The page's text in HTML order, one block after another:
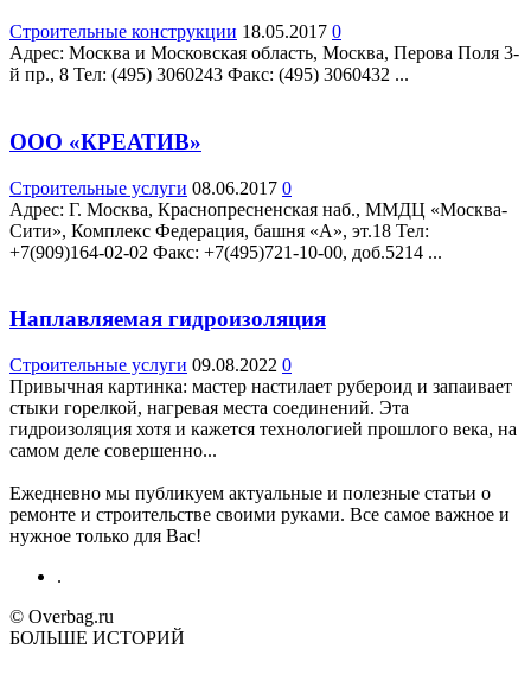
Строительные конструкции 18.05.2017 0
Адрес: Москва и Московская область, Москва, Перова Поля 3-
й пр., 8 Teл: (495) 3060243 Факс: (495) 3060432 ...
ООО «КРЕАТИВ»
Строительные услуги 08.06.2017 0
Адрес: Г. Москва, Краснопресненская наб., ММДЦ «Москва-
Сити», Комплекс Федерация, башня «А», эт.18 Teл:
+7(909)164-02-02 Факс: +7(495)721-10-00, доб.5214 ...
Наплавляемая гидроизоляция
Строительные услуги 09.08.2022 0
Привычная картинка: мастер настилает рубероид и запаивает
стыки горелкой, нагревая места соединений. Эта
гидроизоляция хотя и кажется технологией прошлого века, на
самом деле совершенно...
Ежедневно мы публикуем актуальные и полезные статьи о
ремонте и строительстве своими руками. Все самое важное и
нужное только для Вас!
.
© Overbag.ru
БОЛЬШЕ ИСТОРИЙ